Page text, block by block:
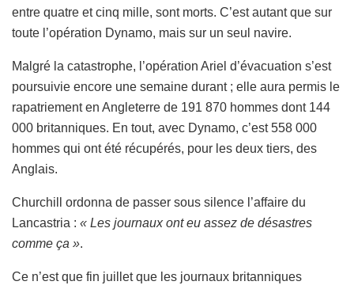
entre quatre et cinq mille, sont morts. C’est autant que sur
toute l’opération Dynamo, mais sur un seul navire.
Malgré la catastrophe, l’opération Ariel d’évacuation s’est
poursuivie encore une semaine durant ; elle aura permis le
rapatriement en Angleterre de 191 870 hommes dont 144
000 britanniques. En tout, avec Dynamo, c’est 558 000
hommes qui ont été récupérés, pour les deux tiers, des
Anglais.
Churchill ordonna de passer sous silence l’affaire du
Lancastria : « Les journaux ont eu assez de désastres
comme ça ».
Ce n’est que fin juillet que les journaux britanniques